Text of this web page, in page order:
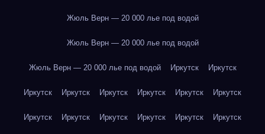
Жюль Верн — 20 000 лье под водой
Жюль Верн — 20 000 лье под водой
Жюль Верн — 20 000 лье под водой Иркутск Иркутск
Иркутск Иркутск Иркутск Иркутск Иркутск Иркутск
Иркутск Иркутск Иркутск Иркутск Иркутск Иркутск